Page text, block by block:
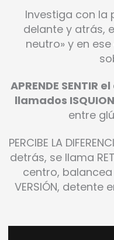
Investiga con la
delante y atrás,
neutro» y en
APRENDE SENTIR
llamados
entre
PERCIBE LA
detrás, se llama
centro, balancea
VERSIÓN, detente